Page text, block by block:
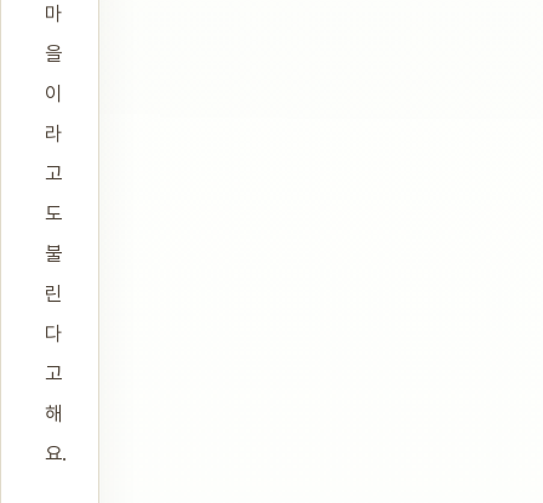
마
을
이
라
고
도
불
린
다
고
해
요.